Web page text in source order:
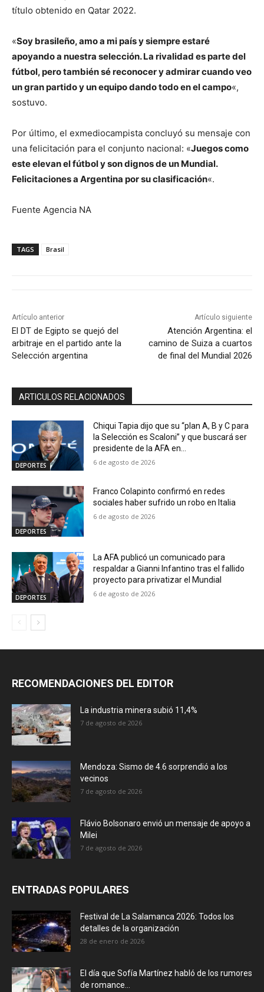
título obtenido en Qatar 2022.
«Soy brasileño, amo a mi país y siempre estaré
apoyando a nuestra selección. La rivalidad es parte del
fútbol, pero también sé reconocer y admirar cuando veo
un gran partido y un equipo dando todo en el campo«,
sostuvo.
Por último, el exmediocampista concluyó su mensaje con
una felicitación para el conjunto nacional: «Juegos como
este elevan el fútbol y son dignos de un Mundial.
Felicitaciones a Argentina por su clasificación«.
Fuente Agencia NA
TAGS Brasil
Artículo anterior
El DT de Egipto se quejó del
arbitraje en el partido ante la
Selección argentina
Artículo siguiente
Atención Argentina: el
camino de Suiza a cuartos
de final del Mundial 2026
ARTICULOS RELACIONADOS
DEPORTES
Chiqui Tapia dijo que su “plan A, B y C para
la Selección es Scaloni” y que buscará ser
presidente de la AFA en...
6 de agosto de 2026
DEPORTES
Franco Colapinto confirmó en redes
sociales haber sufrido un robo en Italia
6 de agosto de 2026
DEPORTES
La AFA publicó un comunicado para
respaldar a Gianni Infantino tras el fallido
proyecto para privatizar el Mundial
6 de agosto de 2026
RECOMENDACIONES DEL EDITOR
La industria minera subió 11,4%
7 de agosto de 2026
Mendoza: Sismo de 4.6 sorprendió a los
vecinos
7 de agosto de 2026
Flávio Bolsonaro envió un mensaje de apoyo a
Milei
7 de agosto de 2026
ENTRADAS POPULARES
Festival de La Salamanca 2026: Todos los
detalles de la organización
28 de enero de 2026
El día que Sofía Martínez habló de los rumores
de romance...